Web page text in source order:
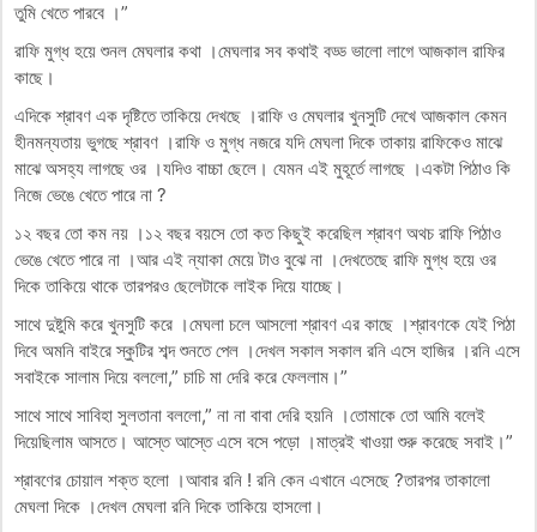
তুমি খেতে পারবে ।”
রাফি মুগ্ধ হয়ে শুনল মেঘলার কথা ।মেঘলার সব কথাই বড্ড ভালো লাগে আজকাল রাফির
কাছে।
এদিকে শ্রাবণ এক দৃষ্টিতে তাকিয়ে দেখছে ।রাফি ও মেঘলার খুনসুটি দেখে আজকাল কেমন
হীনমন্যতায় ভুগছে শ্রাবণ ।রাফি ও মুগ্ধ নজরে যদি মেঘলা দিকে তাকায় রাফিকেও মাঝে
মাঝে অসহ্য লাগছে ওর ।যদিও বাচ্চা ছেলে। যেমন এই মুহূর্তে লাগছে ।একটা পিঠাও কি
নিজে ভেঙে খেতে পারে না ?
১২ বছর তো কম নয় ।১২ বছর বয়সে তো কত কিছুই করেছিল শ্রাবণ অথচ রাফি পিঠাও
ভেঙে খেতে পারে না ।আর এই ন্যাকা মেয়ে টাও বুঝে না ।দেখতেছে রাফি মুগ্ধ হয়ে ওর
দিকে তাকিয়ে থাকে তারপরও ছেলেটাকে লাইক দিয়ে যাচ্ছে।
সাথে দুষ্টুমি করে খুনসুটি করে ।মেঘলা চলে আসলো শ্রাবণ এর কাছে ।শ্রাবণকে যেই পিঠা
দিবে অমনি বাইরে স্কুটির শব্দ শুনতে পেল ।দেখল সকাল সকাল রনি এসে হাজির ।রনি এসে
সবাইকে সালাম দিয়ে বললো,” চাচি মা দেরি করে ফেললাম।”
সাথে সাথে সাবিহা সুলতানা বললো,” না না বাবা দেরি হয়নি ।তোমাকে তো আমি বলেই
দিয়েছিলাম আসতে। আস্তে আস্তে এসে বসে পড়ো ।মাত্রই খাওয়া শুরু করেছে সবাই।”
শ্রাবণের চোয়াল শক্ত হলো ।আবার রনি ! রনি কেন এখানে এসেছে ?তারপর তাকালো
মেঘলা দিকে ।দেখল মেঘলা রনি দিকে তাকিয়ে হাসলো।